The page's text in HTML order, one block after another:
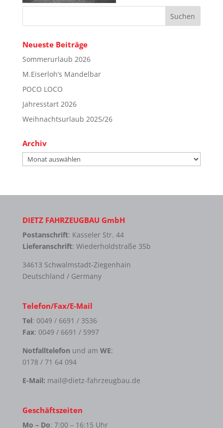
Neueste Beiträge
Sommerurlaub 2026
M.Eiserloh’s Mandelbar
POCO LOCO
Jahresstart 2026
Weihnachtsurlaub 2025/26
Archiv
Archiv
DIETZ FAHRZEUGBAU GmbH
Postanschrift: Kasseler Str. 44
Lieferanschrift: Wiederholdstraße 35b
34613 Schwalmstadt-Ziegenhain
Deutschland / Germany
Telefon/Fax/E-Mail
Tel: 0049 / 6691 / 3536
Fax: 0049 / 6691 / 5997
Notfalltelefon und am WE:
0178 / 71 64 094
E-Mail: mail@dietz-fahrzeugbau.de
Geschäftszeiten
Mo – Do: 7:00 – 16:15 Uhr